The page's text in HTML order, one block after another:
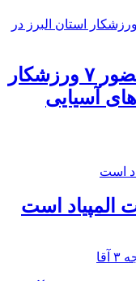
۲ مدال برنز نتیجه حضور ۷ ورزشکار
آسیایی
المپیاد است